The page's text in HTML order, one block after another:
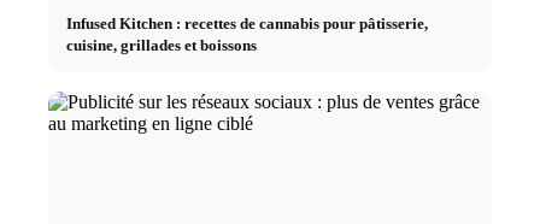
Infused Kitchen : recettes de cannabis pour pâtisserie,
cuisine, grillades et boissons